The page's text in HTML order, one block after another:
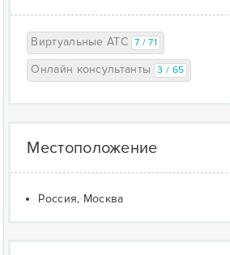
Виртуальные АТС 7 / 71
Онлайн консультанты 3 / 65
Местоположение
Россия, Москва